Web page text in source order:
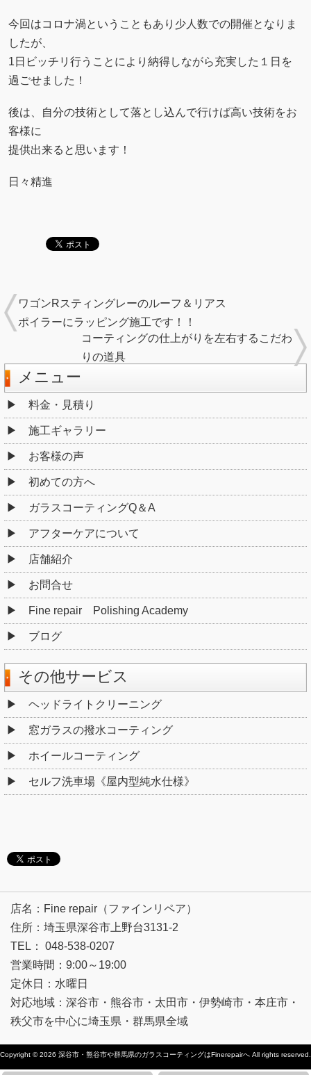
今回はコロナ渦ということもあり少人数での開催となりま
したが、
1日ビッチリ行うことにより納得しながら充実した１日を
過ごせました！
後は、自分の技術として落とし込んで行けば高い技術をお
客様に
提供出来ると思います！
日々精進
ワゴンRスティングレーのルーフ＆リアス
ポイラーにラッピング施工です！！
コーティングの仕上がりを左右するこだわ
りの道具
メニュー
料金・見積り
施工ギャラリー
お客様の声
初めての方へ
ガラスコーティングQ＆A
アフターケアについて
店舗紹介
お問合せ
Fine repair Polishing Academy
ブログ
その他サービス
ヘッドライトクリーニング
窓ガラスの撥水コーティング
ホイールコーティング
セルフ洗車場《屋内型純水仕様》
店名：Fine repair（ファインリペア）
住所：埼玉県深谷市上野台3131-2
TEL： 048-538-0207
営業時間：9:00～19:00
定休日：水曜日
対応地域：深谷市・熊谷市・太田市・伊勢崎市・本庄市・
秩父市を中心に埼玉県・群馬県全域
Copyright © 2026 深谷市・熊谷市や群馬県のガラスコーティングはFinerepairへ All rights reserved.